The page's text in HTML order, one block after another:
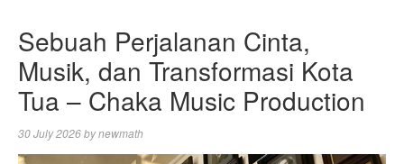
Sebuah Perjalanan Cinta,
Musik, dan Transformasi Kota
Tua – Chaka Music Production
30 July 2026bynewmath